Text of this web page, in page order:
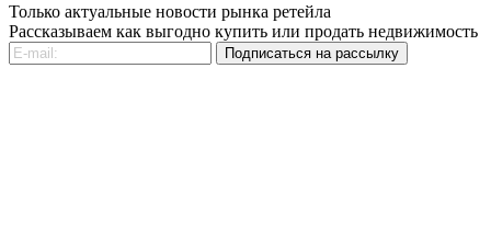
Только актуальные новости рынка ретейла
Рассказываем как выгодно купить или продать недвижимость